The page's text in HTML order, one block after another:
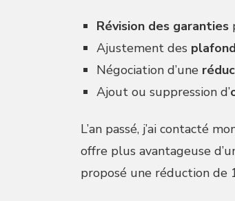
Révision des garanties
Ajustement des
Négociation d’une
Ajout ou suppression d’
L’an passé, j’ai contacté
offre plus avantageuse
proposé une réduction de